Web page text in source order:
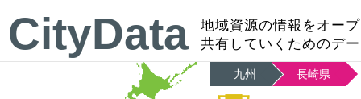
CityData
地域資源の情報をオー
共有していくためのデ
九州 長崎県